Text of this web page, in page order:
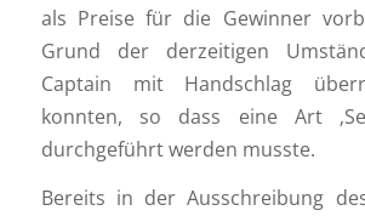
als Preise für die Gewinner
Grund der derzeitigen
Captain mit Handschlag
konnten, so dass eine Art
durchgeführt werden musste.
Bereits in der Ausschreibung